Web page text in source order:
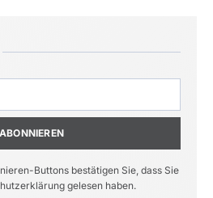
ABONNIEREN
Buttons bestätigen Sie, dass Sie
gelesen haben.